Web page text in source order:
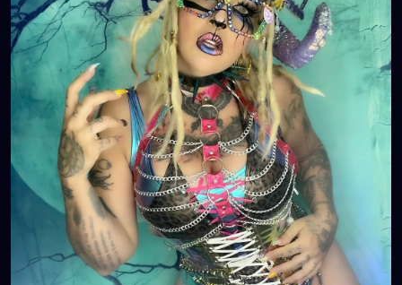
#artist #alternativestyle#gothmodel #altfashion
#raver
#cosplayer #ravergirl#cosplaygirl